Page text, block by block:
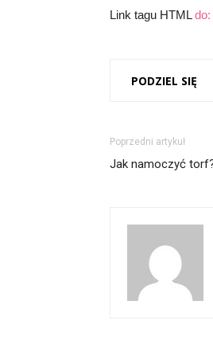
Link tagu HTMLdo:
PODZIEL SIĘ
Poprzedni artykuł
Jak namoczyć